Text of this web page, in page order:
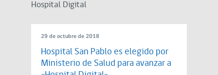
Hospital Digital
29 de octubre de 2018
Hospital San Pablo es elegido por
Ministerio de Salud para avanzar a